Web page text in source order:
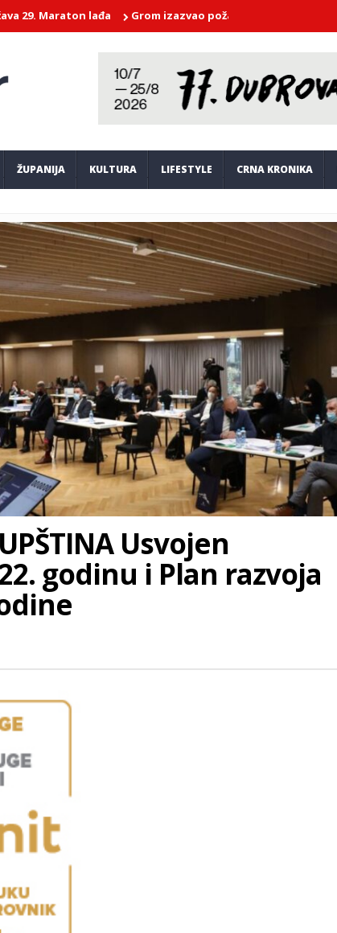
lađa Grom izazvao požar na vrhu brda Malaštica
ŽUPANIJA KULTURA LIFESTYLE CRNA KRONIKA
Usvojen
godinu i Plan razvoja